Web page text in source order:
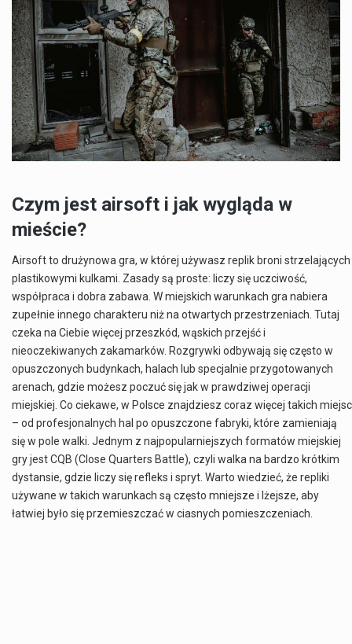
Czym jest airsoft i jak wygląda w
mieście?
Airsoft to drużynowa gra, w której używasz replik broni strzelających
plastikowymi kulkami. Zasady są proste: liczy się uczciwość,
współpraca i dobra zabawa. W miejskich warunkach gra nabiera
zupełnie innego charakteru niż na otwartych przestrzeniach. Tutaj
czeka na Ciebie więcej przeszkód, wąskich przejść i
nieoczekiwanych zakamarków. Rozgrywki odbywają się często w
opuszczonych budynkach, halach lub specjalnie przygotowanych
arenach, gdzie możesz poczuć się jak w prawdziwej operacji
miejskiej. Co ciekawe, w Polsce znajdziesz coraz więcej takich miejsc
– od profesjonalnych hal po opuszczone fabryki, które zamieniają
się w pole walki. Jednym z najpopularniejszych formatów miejskiej
gry jest CQB (Close Quarters Battle), czyli walka na bardzo krótkim
dystansie, gdzie liczy się refleks i spryt. Warto wiedzieć, że repliki
używane w takich warunkach są często mniejsze i lżejsze, aby
łatwiej było się przemieszczać w ciasnych pomieszczeniach.